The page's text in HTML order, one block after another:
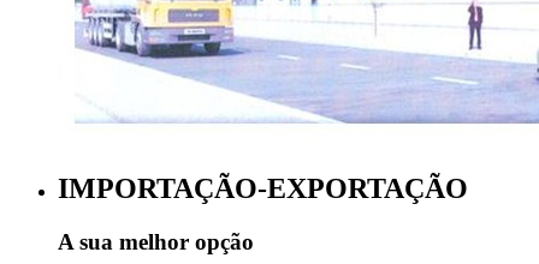
IMPORTAÇÃO-EXPORTAÇÃO
A sua melhor opção